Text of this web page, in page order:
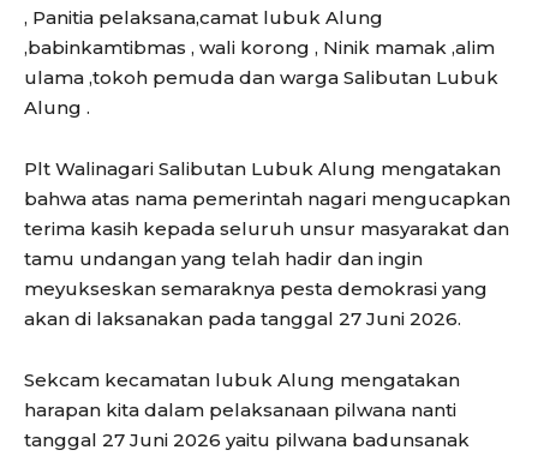
, Panitia pelaksana,camat lubuk Alung
,babinkamtibmas , wali korong , Ninik mamak ,alim
ulama ,tokoh pemuda dan warga Salibutan Lubuk
Alung .
Plt Walinagari Salibutan Lubuk Alung mengatakan
bahwa atas nama pemerintah nagari mengucapkan
terima kasih kepada seluruh unsur masyarakat dan
tamu undangan yang telah hadir dan ingin
meyukseskan semaraknya pesta demokrasi yang
akan di laksanakan pada tanggal 27 Juni 2026.
Sekcam kecamatan lubuk Alung mengatakan
harapan kita dalam pelaksanaan pilwana nanti
tanggal 27 Juni 2026 yaitu pilwana badunsanak